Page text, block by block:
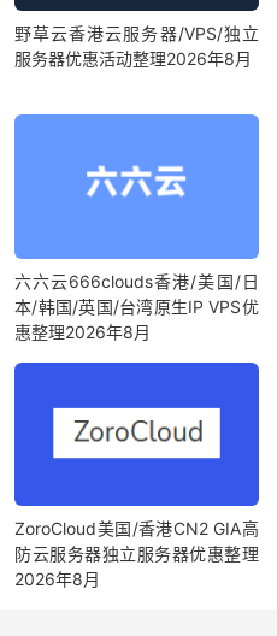
野草云香港云服务器/VPS/独立
服务器优惠活动整理2026年8月
六六云666clouds香港/美国/日
本/韩国/英国/台湾原生IP VPS优
惠整理2026年8月
ZoroCloud美国/香港CN2 GIA高
防云服务器独立服务器优惠整理
2026年8月